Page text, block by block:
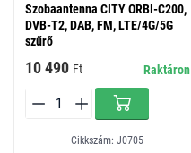
Szobaantenna CITY ORBI-C200,
DVB-T2, DAB, FM, LTE/4G/5G
szűrő
10 490 Ft Raktáron
Cikkszám: J0705